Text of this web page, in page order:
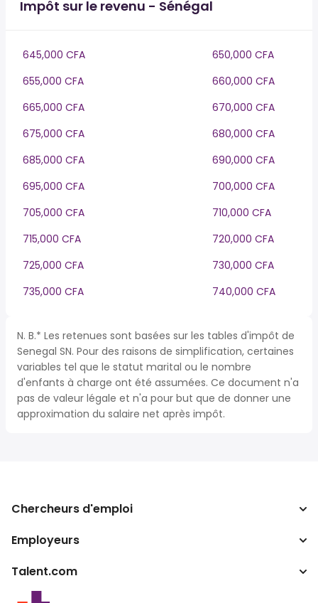
Impôt sur le revenu - Sénégal
645,000 CFA
650,000 CFA
655,000 CFA
660,000 CFA
665,000 CFA
670,000 CFA
675,000 CFA
680,000 CFA
685,000 CFA
690,000 CFA
695,000 CFA
700,000 CFA
705,000 CFA
710,000 CFA
715,000 CFA
720,000 CFA
725,000 CFA
730,000 CFA
735,000 CFA
740,000 CFA
N. B.* Les retenues sont basées sur les tables d'impôt de
Senegal SN. Pour des raisons de simplification, certaines
variables tel que le statut marital ou le nombre
d'enfants à charge ont été assumées. Ce document n'a
pas de valeur légale et n'a pour but que de donner une
approximation du salaire net après impôt.
Chercheurs d'emploi
Recherche d'emploi
Employeurs
Entreprises
Talent.com